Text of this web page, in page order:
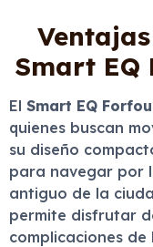
Smart EQ
El Smart EQ
quienes buscan
su diseño
para navegar por
antiguo de la
permite disfrutar
complicaciones